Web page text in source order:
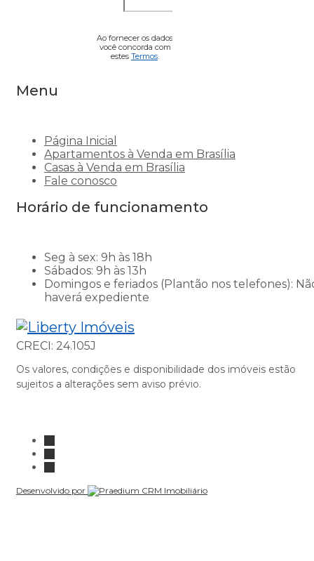
Ao fornecer os dados
você concorda com
estes Termos.
Menu
Página Inicial
Apartamentos à Venda em Brasília
Casas à Venda em Brasília
Fale conosco
Horário de funcionamento
Seg à sex: 9h às 18h
Sábados: 9h às 13h
Domingos e feriados (Plantão nos telefones):
haverá expediente
Página inicial
CRECI: 24.105J
Os valores, condições e disponibilidade dos imóveis estão
sujeitos a alterações sem aviso prévio.
Desenvolvido por